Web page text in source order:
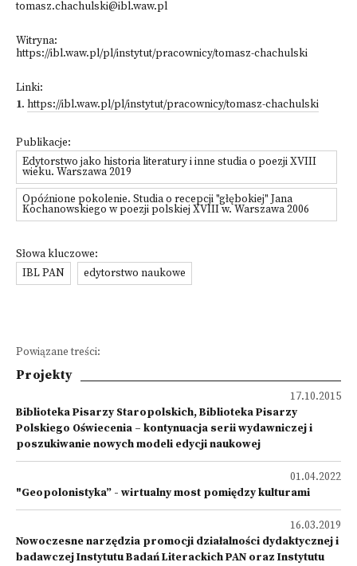
tomasz.chachulski@ibl.waw.pl
Witryna:
https://ibl.waw.pl/pl/instytut/pracownicy/tomasz-chachulski
Linki:
1. https://ibl.waw.pl/pl/instytut/pracownicy/tomasz-chachulski
Publikacje:
Edytorstwo jako historia literatury i inne studia o poezji XVIII
wieku. Warszawa 2019
Opóźnione pokolenie. Studia o recepcji "głębokiej" Jana
Kochanowskiego w poezji polskiej XVIII w. Warszawa 2006
Słowa kluczowe:
IBL PAN
edytorstwo naukowe
Powiązane treści:
Projekty
17.10.2015
Biblioteka Pisarzy Staropolskich, Biblioteka Pisarzy
Polskiego Oświecenia – kontynuacja serii wydawniczej i
poszukiwanie nowych modeli edycji naukowej
01.04.2022
"Geopolonistyka” - wirtualny most pomiędzy kulturami
16.03.2019
Nowoczesne narzędzia promocji działalności dydaktycznej i
badawczej Instytutu Badań Literackich PAN oraz Instytutu